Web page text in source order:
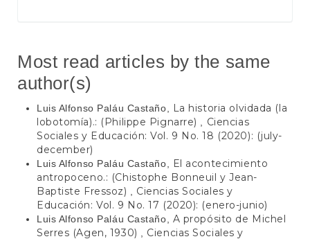
Most read articles by the same
author(s)
Luis Alfonso Paláu Castaño, La historia olvidada (la
lobotomía).: (Philippe Pignarre) , Ciencias
Sociales y Educación: Vol. 9 No. 18 (2020): (july-
december)
Luis Alfonso Paláu Castaño, El acontecimiento
antropoceno.: (Chistophe Bonneuil y Jean-
Baptiste Fressoz) , Ciencias Sociales y
Educación: Vol. 9 No. 17 (2020): (enero-junio)
Luis Alfonso Paláu Castaño, A propósito de Michel
Serres (Agen, 1930) , Ciencias Sociales y